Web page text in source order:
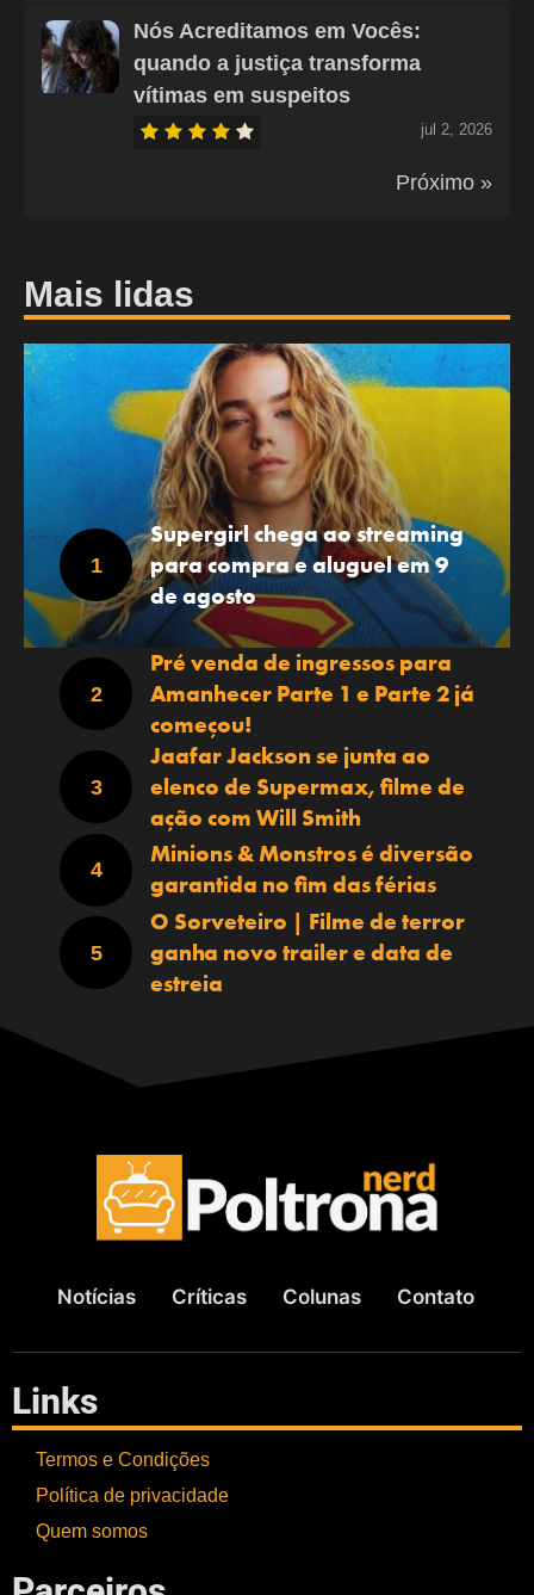
Nós Acreditamos em Vocês:
quando a justiça transforma
vítimas em suspeitos
jul 2, 2026
Próximo »
Mais lidas
Supergirl chega ao streaming
para compra e aluguel em 9
de agosto
Pré venda de ingressos para
Amanhecer Parte 1 e Parte 2 já
começou!
Jaafar Jackson se junta ao
elenco de Supermax, filme de
ação com Will Smith
Minions & Monstros é diversão
garantida no fim das férias
O Sorveteiro | Filme de terror
ganha novo trailer e data de
estreia
Notícias Críticas Colunas Contato
Links
Termos e Condições
Política de privacidade
Quem somos